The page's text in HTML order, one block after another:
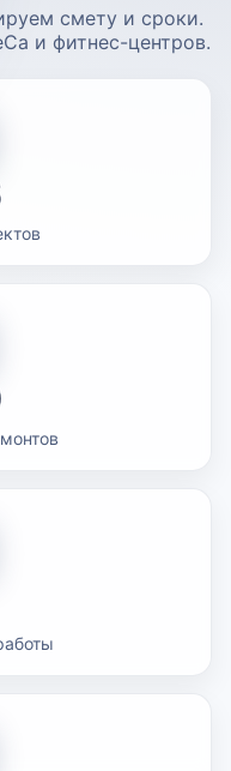
смету и сроки.
и фитнес-центров.